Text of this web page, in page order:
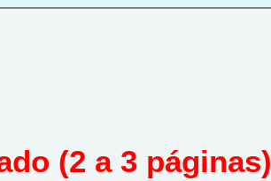
(2 a 3 páginas)